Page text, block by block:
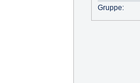
Gruppe: